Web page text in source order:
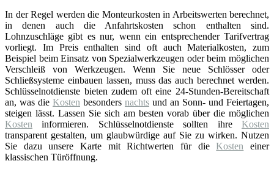
In der Regel werden die Monteurkosten in Arbeitswerten berechnet,
in denen auch die Anfahrtskosten schon enthalten sind.
Lohnzuschläge gibt es nur, wenn ein entsprechender Tarifvertrag
vorliegt. Im Preis enthalten sind oft auch Materialkosten, zum
Beispiel beim Einsatz von Spezialwerkzeugen oder beim möglichen
Verschleiß von Werkzeugen. Wenn Sie neue Schlösser oder
Schließsysteme einbauen lassen, muss das auch berechnet werden.
Schlüsselnotdienste bieten zudem oft eine 24-Stunden-Bereitschaft
an, was die Kosten besonders nachts und an Sonn- und Feiertagen,
steigen lässt. Lassen Sie sich am besten vorab über die möglichen
Kosten informieren. Schlüsselnotdienste sollten ihre Kosten
transparent gestalten, um glaubwürdige auf Sie zu wirken. Nutzen
Sie dazu unsere Karte mit Richtwerten für dieKosten einer
klassischen Türöffnung.